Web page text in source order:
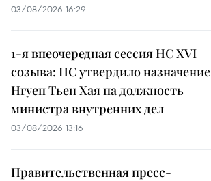
03/08/2026 16:29
1-я внеочередная сессия НС XVI
созыва: НС утвердило назначение
Нгуен Тьен Хая на должность
министра внутренних дел
03/08/2026 13:16
Правительственная пресс-